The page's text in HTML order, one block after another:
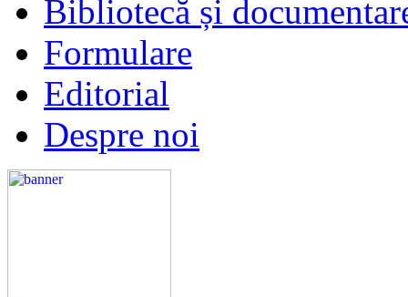
Bibliotecă și
Formulare
Editorial
Despre noi